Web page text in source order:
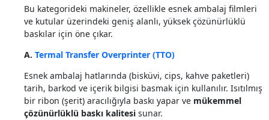
Bu kategorideki makineler, özellikle esnek ambalaj filmleri
ve kutular üzerindeki geniş alanlı, yüksek çözünürlüklü
baskılar için öne çıkar.
A. Termal Transfer Overprinter (TTO)
Esnek ambalaj hatlarında (bisküvi, cips, kahve paketleri)
tarih, barkod ve içerik bilgisi basmak için kullanılır. Isıtılmış
bir ribon (şerit) aracılığıyla baskı yapar ve mükemmel
çözünürlüklü baskı kalitesi sunar.